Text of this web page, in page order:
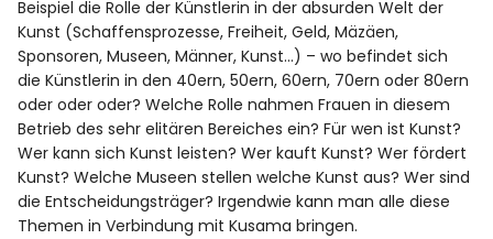
Beispiel die Rolle der Künstlerin in der absurden Welt der
Kunst (Schaffensprozesse, Freiheit, Geld, Mäzäen,
Sponsoren, Museen, Männer, Kunst…) – wo befindet sich
die Künstlerin in den 40ern, 50ern, 60ern, 70ern oder 80ern
oder oder oder? Welche Rolle nahmen Frauen in diesem
Betrieb des sehr elitären Bereiches ein? Für wen ist Kunst?
Wer kann sich Kunst leisten? Wer kauft Kunst? Wer fördert
Kunst? Welche Museen stellen welche Kunst aus? Wer sind
die Entscheidungsträger? Irgendwie kann man alle diese
Themen in Verbindung mit Kusama bringen.